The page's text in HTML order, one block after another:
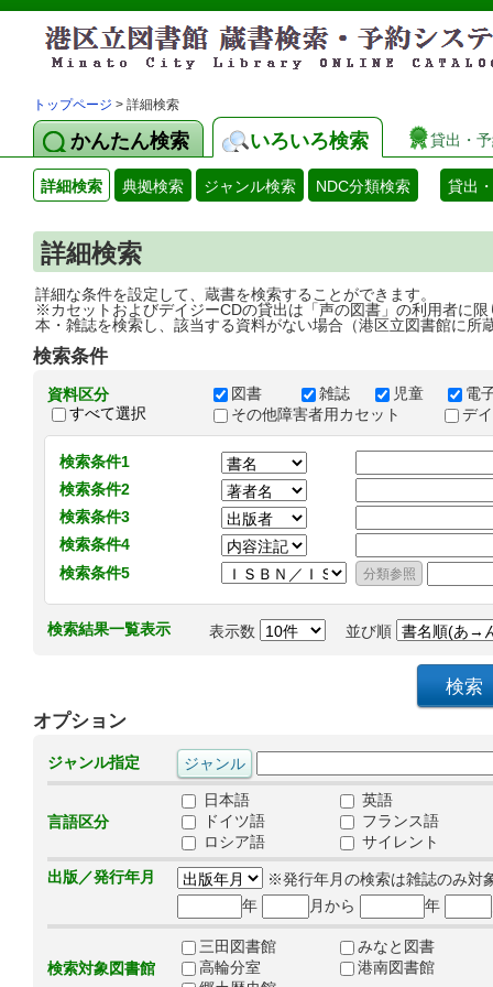
トップページ > 詳細検索
かんたん検索 いろいろ検索 貸出・
詳細検索 典拠検索 ジャンル検索 NDC分類検索 貸出
詳細検索
詳細な条件を設定して、蔵書を検索することができます。
※カセットおよびデイジーCDの貸出は「声の図書」の利用者に限
本・雑誌を検索し、該当する資料がない場合（港区立図書館に所
検索条件
資料区分
すべて選択
図書 雑誌 児童
電
その他障害者用カセット
デ
検索条件1
検索条件2
検索条件3
検索条件4
検索条件5
検索結果一覧表示 表示数 並び順
オプション
ジャンル指定
言語区分
日本語
英語
ドイツ語
フランス語
ロシア語
サイレント
出版／発行年月
※発行年月の検索は雑誌のみ対
年
月から 年
検索対象図書館
三田図書館
みなと図書
高輪分室
港南図書館